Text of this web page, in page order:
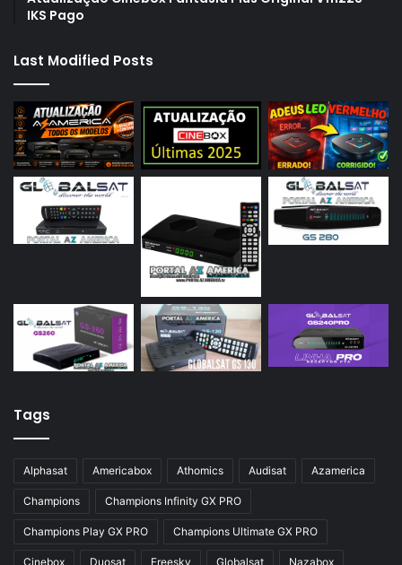
IKS Pago
Last Modified Posts
Tags
Alphasat Americabox Athomics Audisat Azamerica
Champions Champions Infinity GX PRO
Champions Play GX PRO Champions Ultimate GX PRO
Cinebox Duosat Freesky Globalsat Nazabox